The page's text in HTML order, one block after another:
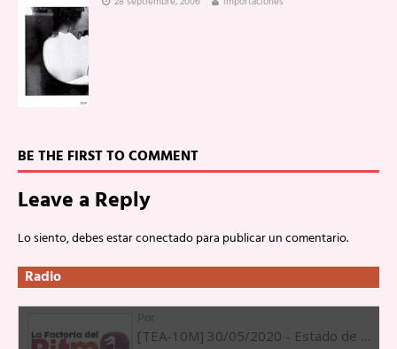
BE THE FIRST TO COMMENT
Leave a Reply
Lo siento, debes estarconectadopara publicar un comentario.
Radio